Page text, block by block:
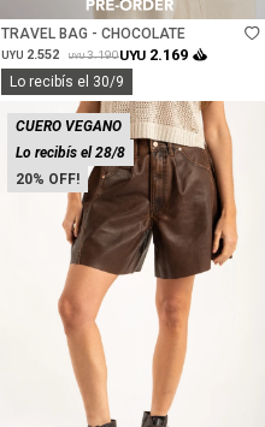
TRAVEL BAG - CHOCOLATE
UYU 2.552 UYU 3.190UYU 2.169
Lo recibís el 30/9
20
CUERO VEGANO
Lo recibís el 28/8